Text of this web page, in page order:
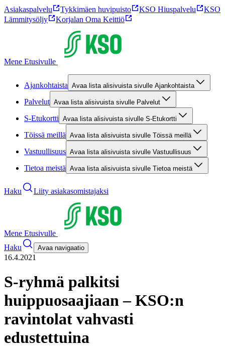
Asiakaspalvelu Tykkimäen huvipuisto KSO Hiuspalvelu
KSO
Lämmitysöljy
Korjalan Oma Keittiö
Mene Etusivulle
Ajankohtaista Avaa lista alisivuista sivulle Ajankohtaista
Palvelut Avaa lista alisivuista sivulle Palvelut
S-Etukortti Avaa lista alisivuista sivulle S-Etukortti
Töissä meillä Avaa lista alisivuista sivulle Töissä meillä
Vastuullisuus Avaa lista alisivuista sivulle Vastuullisuus
Tietoa meistä Avaa lista alisivuista sivulle Tietoa meistä
Haku Liity asiakasomistajaksi
Mene Etusivulle
Haku
Avaa navigaatio
16.4.2021
S-ryhmä palkitsi
huippuosaajiaan – KSO:n
ravintolat vahvasti
edustettuina